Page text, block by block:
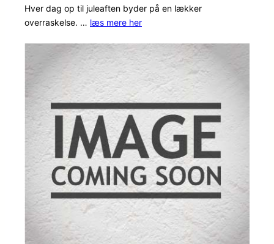
5
baseret
kundebed
ømmels
er
Hver dag op til juleaften byder på en lækker
overraskelse. … læs mere her